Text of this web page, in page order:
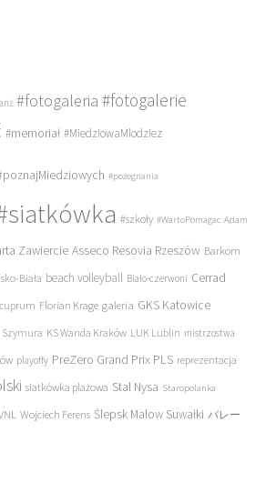
#fotogaleria #fotogalerie
#memoriał #MiedziowaMlodziez
#pożegnania
#szkoły #WartoPomagac Adam
Zawiercie Asseco Resovia Rzeszów Barkom
Biała beach volleyball Biało-czerwoni Cerrad
cuprum Florian Krage galeria GKS Katowice
KS Wanda Kraków LUK Lublin mistrzostwa
playoffy PreZero Grand Prix PLS reprezentacja
siatkówka plażowa Stal Nysa Staropolanka
Wojciech Ferens Ślepsk Malow Suwałki バレー